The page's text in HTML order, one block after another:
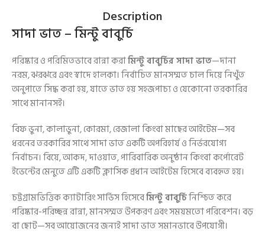
Description
সাদা ভাত – মিন্টু বাবুর্চি
পরিষ্কার ও পরিমিতভাবে রান্না করামিন্টু বাবুর্চির সাদা ভাত—দানা
নরম, ঝরঝরে এবং স্বাদে হালকা। নির্বাচিত মানসম্মত চাল দিয়ে নিখুঁত
অনুপাতে সিদ্ধ করা হয়, যাতে ভাত হয় সহজপাচ্য ও যেকোনো তরকারির
সাথে মানানসই।
বিফ ভুনা, কালাভুনা, কোরমা, রেজালা কিংবা মাছের আইটেম—সব
ধরনের তরকারির সাথে সাদা ভাত একটি অপরিহার্য ও নির্ভরযোগ্য
নির্বাচন। বিয়ে, আকদ, দাওয়াত, পারিবারিক অনুষ্ঠান কিংবা কর্পোরেট
ইভেন্টের মেনুতে এটি একটি ক্লাসিক প্রধান আইটেম হিসেবে ব্যবহৃত হয়।
চট্টগ্রামভিত্তিক ক্যাটারিং সার্ভিস হিসেবেমিন্টু বাবুর্চিনিশ্চিত করে
পরিষ্কার-পরিচ্ছন্ন রান্না, মানসম্মত উপকরণ এবং সময়মতো পরিবেশন। বড়
বা ছোট—সব আয়োজনের জন্যই সাদা ভাত সমানভাবে উপযোগী।